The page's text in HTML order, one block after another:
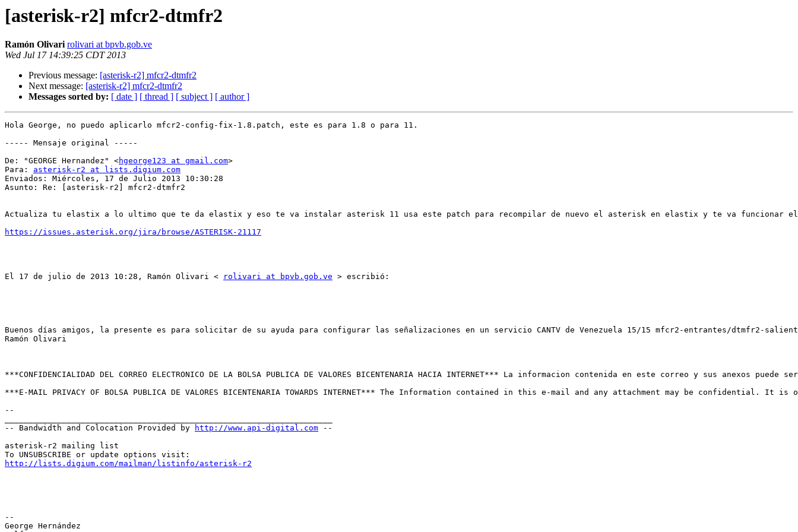
[asterisk-r2] mfcr2-dtmfr2
Ramón Olivari rolivari at bpvb.gob.ve
Wed Jul 17 14:39:25 CDT 2013
Previous message: [asterisk-r2] mfcr2-dtmfr2
Next message: [asterisk-r2] mfcr2-dtmfr2
Messages sorted by: [ date ] [ thread ] [ subject ] [ author ]
Hola George, no puedo aplicarlo mfcr2-config-fix-1.8.patch, este es para 1.8 o para 11.
----- Mensaje original -----
De: "GEORGE Hernandez" <hgeorge123 at gmail.com>
Para: asterisk-r2 at lists.digium.com
Enviados: Miércoles, 17 de Julio 2013 10:30:28
Asunto: Re: [asterisk-r2] mfcr2-dtmfr2
Actualiza tu elastix a lo ultimo que te da elastix y eso te va instalar asterisk 11 usa este patch para recompilar de nuevo el asterisk en elastix y te va funcionar el
https://issues.asterisk.org/jira/browse/ASTERISK-21117
El 17 de julio de 2013 10:28, Ramón Olivari < rolivari at bpvb.gob.ve > escribió:
Buenos días amigos, la presente es para solicitar de su ayuda para configurar las señalizaciones en un servicio CANTV de Venezuela 15/15 mfcr2-entrantes/dtmfr2-
Ramón Olivari
***CONFIDENCIALIDAD DEL CORREO ELECTRONICO DE LA BOLSA PUBLICA DE VALORES BICENTENARIA HACIA INTERNET*** La informacion contenida en este
***E-MAIL PRIVACY OF BOLSA PUBLICA DE VALORES BICENTENARIA TOWARDS INTERNET*** The Information contained in this e-mail and any attachment may
--
-- Bandwidth and Colocation Provided by
http://www.api-digital.com --
asterisk-r2 mailing list
http://lists.digium.com/mailman/listinfo/asterisk-r2
--
George Hernández